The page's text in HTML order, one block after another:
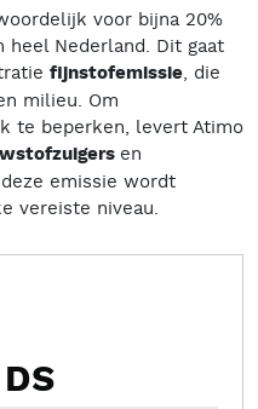
voor bijna 20%
Nederland. Dit gaat
fijnstofemissie, die
milieu. Om
te beperken, levert Atimo
en
emissie wordt
vereiste niveau.